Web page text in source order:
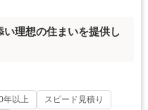
理想の住まいを提供し
年以上
スピード見積り